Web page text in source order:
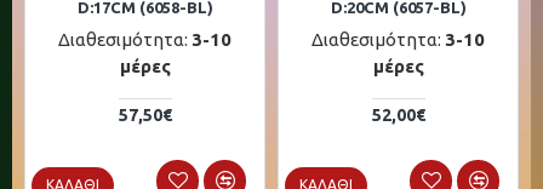
D:17CM (6058-BL)
Διαθεσιμότητα: 3-10
μέρες
57,50€
ΚΑΛΆΘΙ
D:20CM (6057-BL)
Διαθεσιμότητα: 3-10
μέρες
52,00€
ΚΑΛΆΘΙ